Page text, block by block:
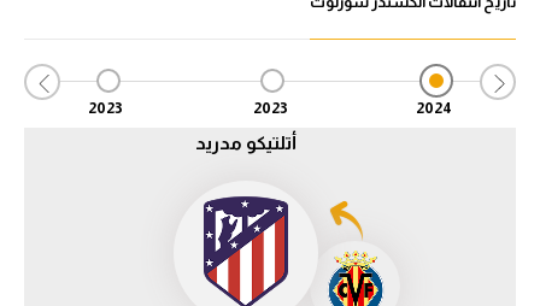
كل البطولات
2024
2023
2023
أتلتيكو مدريد